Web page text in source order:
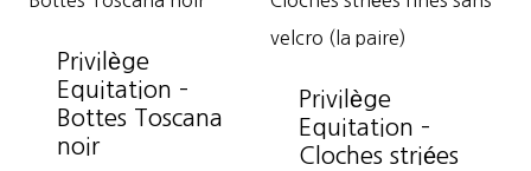
Privilège
Equitation –
Bottes Toscana
noir
Privilège
Equitation –
Cloches striées